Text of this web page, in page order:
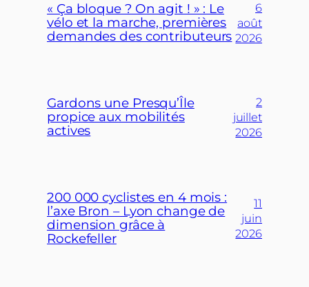
« Ça bloque ? On agit ! » : Le
vélo et la marche, premières
demandes des contributeurs
6
août
2026
Gardons une Presqu’Île
propice aux mobilités
actives
2
juillet
2026
200 000 cyclistes en 4 mois :
l’axe Bron – Lyon change de
dimension grâce à
Rockefeller
11
juin
2026